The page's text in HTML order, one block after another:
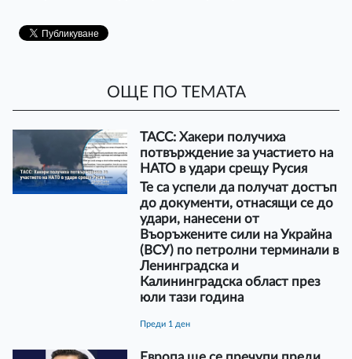
ОЩЕ ПО ТЕМАТА
ТАСС: Хакери получиха
потвърждение за участието на
НАТО в удари срещу Русия
Те са успели да получат достъп
до документи, отнасящи се до
удари, нанесени от
Въоръжените сили на Украйна
(ВСУ) по петролни терминали в
Ленинградска и
Калининградска област през
юли тази година
преди 1 ден